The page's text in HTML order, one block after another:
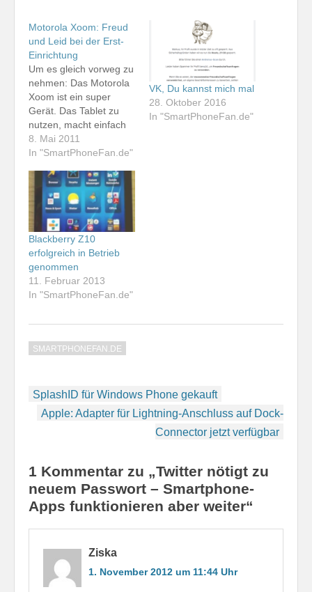
Motorola Xoom: Freud
und Leid bei der Erst-
Einrichtung
Um es gleich vorweg zu
nehmen: Das Motorola
Xoom ist ein super
Gerät. Das Tablet zu
nutzen, macht einfach
nur Spaß. Gestern
habe ich mich - trotz
DX-Camp-Tag - direkt
an die Erst-Einrichtung
gemacht. Ich wusste
ungefähr, was mich
erwartet. Ich hatte das
Motorola Xoom bereits
dreimal…
8. Mai 2011
In "SmartPhoneFan.de"
VK, Du kannst mich mal
28. Oktober 2016
In "SmartPhoneFan.de"
Blackberry Z10
erfolgreich in Betrieb
genommen
11. Februar 2013
In "SmartPhoneFan.de"
SMARTPHONEFAN.DE
Beitragsnavigation
SplashID für Windows Phone gekauft
Apple: Adapter für Lightning-Anschluss auf Dock-
Connector jetzt verfügbar
1 Kommentar zu „Twitter nötigt zu
neuem Passwort – Smartphone-
Apps funktionieren aber weiter“
Ziska
1. November 2012 um 11:44 Uhr